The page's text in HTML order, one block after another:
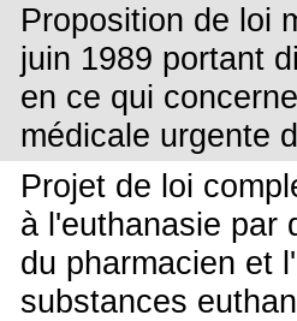
Proposition de loi
juin 1989 portant
en ce qui
médicale urgente
Projet de loi
à l'euthanasie par
du pharmacien et
substances